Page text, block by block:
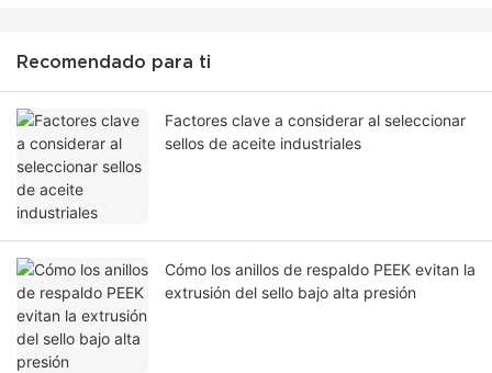
Recomendado para ti
Factores clave a considerar al seleccionar
sellos de aceite industriales
Cómo los anillos de respaldo PEEK evitan la
extrusión del sello bajo alta presión